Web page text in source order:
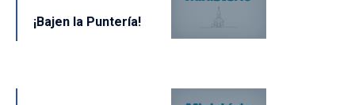
¡Bajen la Puntería!